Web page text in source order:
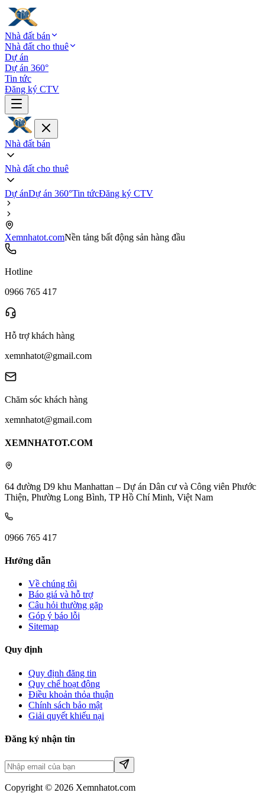
Nhà đất bán
Nhà đất cho thuê
Dự án
Dự án 360°
Tin tức
Đăng ký CTV
Nhà đất bán
Nhà đất cho thuê
Dự ánDự án 360°Tin tứcĐăng ký CTV
Xemnhatot.comNền tảng bất động sản hàng đầu
Hotline
0966 765 417
Hỗ trợ khách hàng
xemnhatot@gmail.com
Chăm sóc khách hàng
xemnhatot@gmail.com
XEMNHATOT.COM
64 đường D9 khu Manhattan – Dự án Dân cư và Công viên Phước
Thiện, Phường Long Bình, TP Hồ Chí Minh, Việt Nam
0966 765 417
Hướng dẫn
Về chúng tôi
Báo giá và hỗ trợ
Câu hỏi thường gặp
Góp ý báo lỗi
Sitemap
Quy định
Quy định đăng tin
Quy chế hoạt động
Điều khoản thỏa thuận
Chính sách bảo mật
Giải quyết khiếu nại
Đăng ký nhận tin
Copyright © 2026 Xemnhatot.com